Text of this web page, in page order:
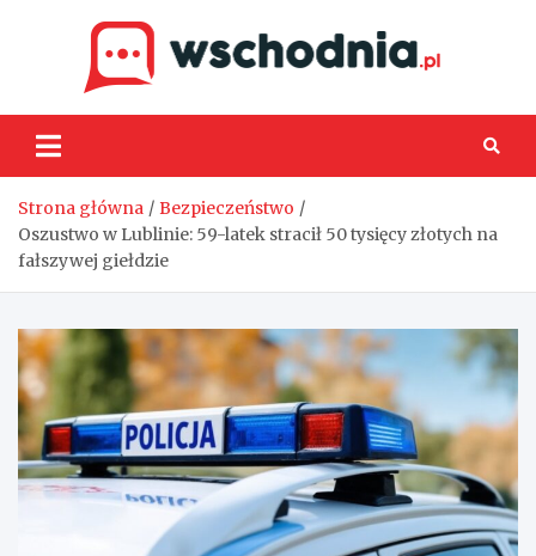
Strona główna
Bezpieczeństwo
Oszustwo w Lublinie: 59-latek stracił 50 tysięcy złotych na
fałszywej giełdzie